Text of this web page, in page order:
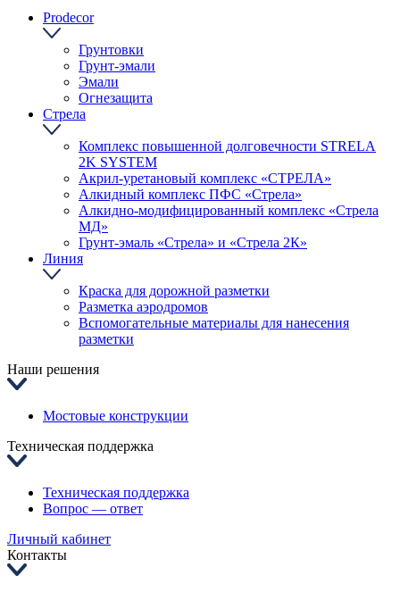
Prodecor
Грунтовки
Грунт-эмали
Эмали
Огнезащита
Стрела
Комплекс повышенной долговечности STRELA
2K SYSTEM
Акрил-уретановый комплекс «СТРЕЛА»
Алкидный комплекс ПФС «Стрела»
Алкидно-модифицированный комплекс «Стрела
МД»
Грунт-эмаль «Стрела» и «Стрела 2К»
Линия
Краска для дорожной разметки
Разметка аэродромов
Вспомогательные материалы для нанесения
разметки
Наши решения
Мостовые конструкции
Техническая поддержка
Техническая поддержка
Вопрос — ответ
Личный кабинет
Контакты